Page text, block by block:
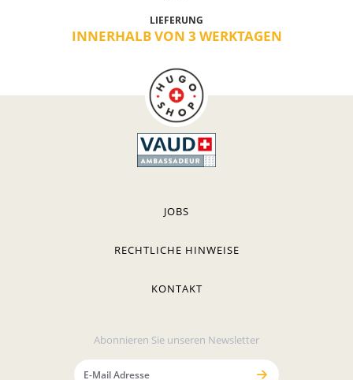
LIEFERUNG
INNERHALB VON 3 WERKTAGEN
JOBS
RECHTLICHE HINWEISE
KONTAKT
Abonnieren Sie unseren Newsletter